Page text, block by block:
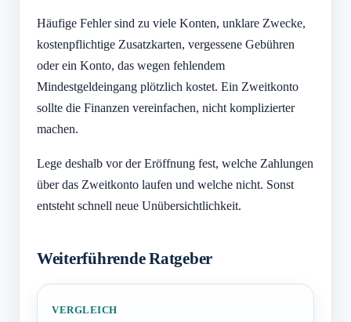
Häufige Fehler sind zu viele Konten, unklare Zwecke,
kostenpflichtige Zusatzkarten, vergessene Gebühren
oder ein Konto, das wegen fehlendem
Mindestgeldeingang plötzlich kostet. Ein Zweitkonto
sollte die Finanzen vereinfachen, nicht komplizierter
machen.
Lege deshalb vor der Eröffnung fest, welche Zahlungen
über das Zweitkonto laufen und welche nicht. Sonst
entsteht schnell neue Unübersichtlichkeit.
Weiterführende Ratgeber
VERGLEICH